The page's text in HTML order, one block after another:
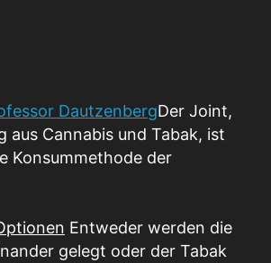
DautzenbergDer Joint,
aus Cannabis und Tabak, ist
Konsummethode der
Entweder werden die
gelegt oder der Tabak